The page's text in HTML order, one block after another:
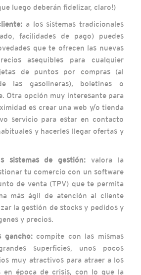
luego deberán fidelizar, claro!)
a los sistemas tradicionales
facilidades de pago) puedes
que te ofrecen las nuevas
asequibles para cualquier
de puntos por compras (al
las gasolineras), boletines o
Otra opción muy interesante para
es crear una web y/o tienda
servicio para estar en contacto
y hacerles llegar ofertas y
sistemas de gestión:valora la
tu comercio con un software
de venta (TPV) que te permita
más ágil de atención al cliente
la gestión de stocks y pedidos y
y precios.
gancho:compite con las mismas
superficies, unos pocos
muy atractivos para atraer a los
en época de crisis, con lo que la